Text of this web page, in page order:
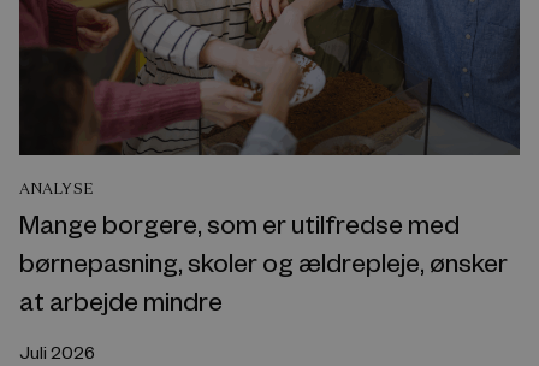
ANALYSE
Mange borgere, som er utilfredse med
børnepasning, skoler og ældrepleje, ønsker
at arbejde mindre
Juli 2026